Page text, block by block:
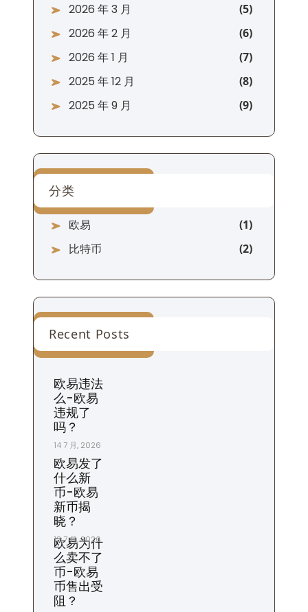
2026 年 3 月
2026 年 2 月
2026 年 1 月
2025 年 12 月
2025 年 9 月
分类
欧易
比特币
Recent Posts
欧易违法
么-欧易
违规了
吗？
14 7 月, 2026
欧易发了
什么新
币-欧易
新币揭
晓？
13 7 月, 2026
欧易为什
么卖不了
币-欧易
币售出受
阻？